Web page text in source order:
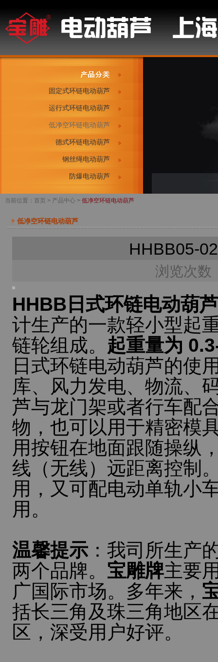
固定式环链电动葫芦
运行式环链电动葫芦
低净空环链电动葫芦
德式环链电动葫芦
钢丝绳电动葫芦
防爆电动葫芦
当前位置： 首页 > 产品中心 > 低净空环链电动葫芦
低净空环链电动葫芦
HHBB05-
浏览次
HHBB日式环链电动葫芦
计生产的一款轻小型起
链轮组成。 起重量为
日式环链电动葫芦的使
库、风力发电、物流、
芦与龙门架或者行车配
物，也可以用于精密模
用按钮在地面跟随操纵
线（无线）远距离控制
用，又可配电动单轨小
用。
温馨提示 ：我司所生产
两个品牌。 宝雕牌主要
广国际市场。多年来，
括长三角及珠三角地区
区，深受用户好评。